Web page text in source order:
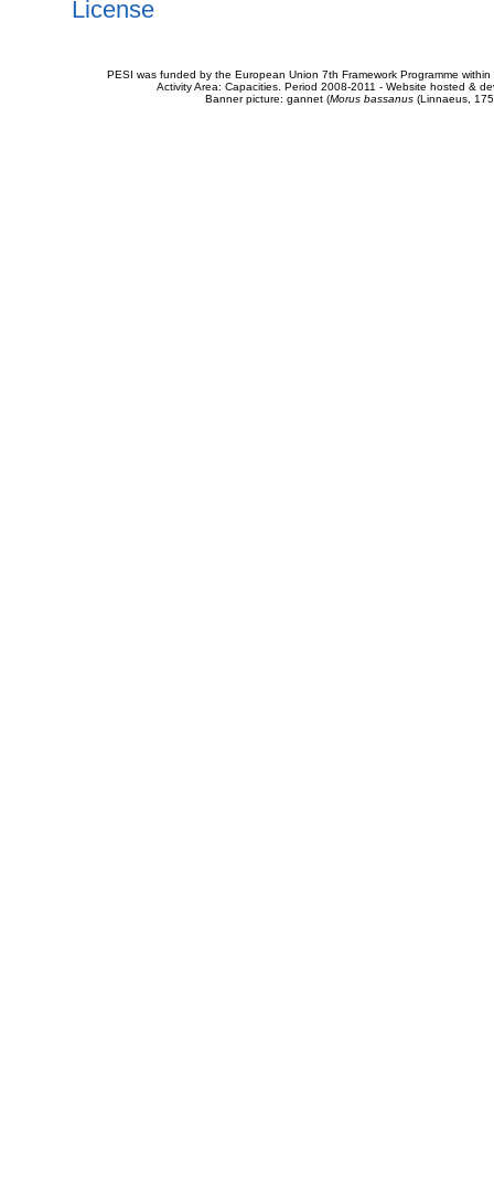
License
PESI was funded by the European Union 7th Framework Programme
Activity Area: Capacities. Period 2008-2011 - Website hosted &
Banner picture: gannet (Morus bassanus(Linnaeus,